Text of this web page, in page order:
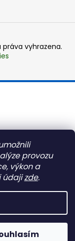
provozu
výkon a
údajizde.
práva vyhrazena.